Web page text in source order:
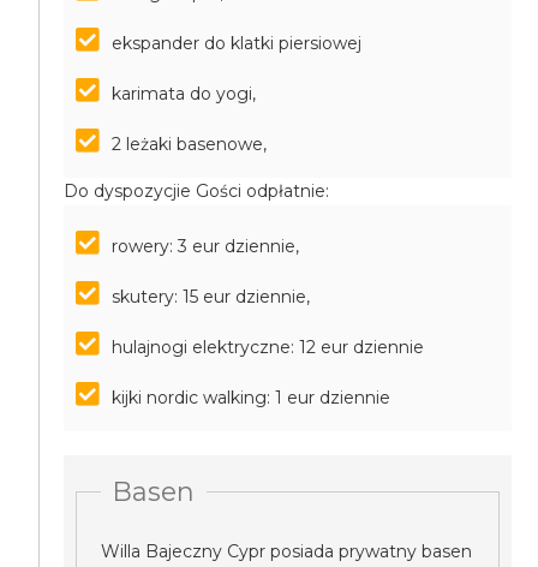
ekspander do klatki piersiowej
karimata do yogi,
2 leżaki basenowe,
Do dyspozycjie Gości odpłatnie:
rowery: 3 eur dziennie,
skutery: 15 eur dziennie,
hulajnogi elektryczne: 12 eur dziennie
kijki nordic walking: 1 eur dziennie
Basen
Willa Bajeczny Cypr posiada prywatny basen